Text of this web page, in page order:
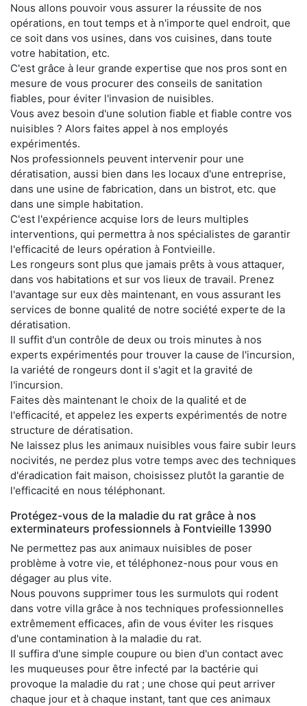
Nous allons pouvoir vous assurer la réussite de nos
opérations, en tout temps et à n'importe quel endroit, que
ce soit dans vos usines, dans vos cuisines, dans toute
votre habitation, etc.
C'est grâce à leur grande expertise que nos pros sont en
mesure de vous procurer des conseils de sanitation
fiables, pour éviter l'invasion de nuisibles.
Vous avez besoin d'une solution fiable et fiable contre vos
nuisibles ? Alors faites appel à nos employés
expérimentés.
Nos professionnels peuvent intervenir pour une
dératisation, aussi bien dans les locaux d'une entreprise,
dans une usine de fabrication, dans un bistrot, etc. que
dans une simple habitation.
C'est l'expérience acquise lors de leurs multiples
interventions, qui permettra à nos spécialistes de garantir
l'efficacité de leurs opération à Fontvieille.
Les rongeurs sont plus que jamais prêts à vous attaquer,
dans vos habitations et sur vos lieux de travail. Prenez
l'avantage sur eux dès maintenant, en vous assurant les
services de bonne qualité de notre société experte de la
dératisation.
Il suffit d'un contrôle de deux ou trois minutes à nos
experts expérimentés pour trouver la cause de l'incursion,
la variété de rongeurs dont il s'agit et la gravité de
l'incursion.
Faites dès maintenant le choix de la qualité et de
l'efficacité, et appelez les experts expérimentés de notre
structure de dératisation.
Ne laissez plus les animaux nuisibles vous faire subir leurs
nocivités, ne perdez plus votre temps avec des techniques
d'éradication fait maison, choisissez plutôt la garantie de
l'efficacité en nous téléphonant.
Protégez-vous de la maladie du rat grâce à nos
exterminateurs professionnels à Fontvieille 13990
Ne permettez pas aux animaux nuisibles de poser
problème à votre vie, et téléphonez-nous pour vous en
dégager au plus vite.
Nous pouvons supprimer tous les surmulots qui rodent
dans votre villa grâce à nos techniques professionnelles
extrêmement efficaces, afin de vous éviter les risques
d'une contamination à la maladie du rat.
Il suffira d'une simple coupure ou bien d'un contact avec
les muqueuses pour être infecté par la bactérie qui
provoque la maladie du rat ; une chose qui peut arriver
chaque jour et à chaque instant, tant que ces animaux